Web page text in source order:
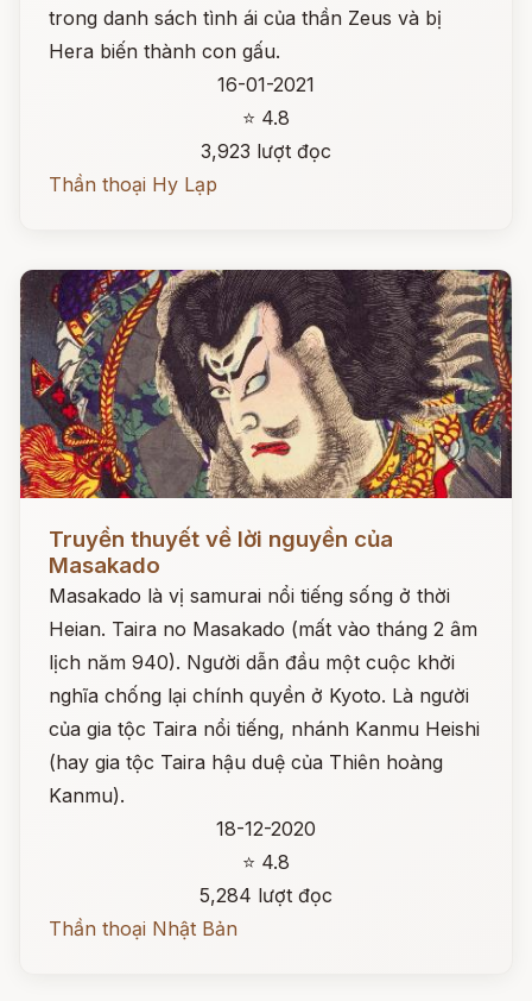
trong danh sách tình ái của thần Zeus và bị
Hera biến thành con gấu.
16-01-2021
⭐ 4.8
3,923 lượt đọc
Thần thoại Hy Lạp
Đọc ngay
Truyền thuyết về lời nguyền của
Masakado
Masakado là vị samurai nổi tiếng sống ở thời
Heian. Taira no Masakado (mất vào tháng 2 âm
lịch năm 940). Người dẫn đầu một cuộc khởi
nghĩa chống lại chính quyền ở Kyoto. Là người
của gia tộc Taira nổi tiếng, nhánh Kanmu Heishi
(hay gia tộc Taira hậu duệ của Thiên hoàng
Kanmu).
18-12-2020
⭐ 4.8
5,284 lượt đọc
Thần thoại Nhật Bản